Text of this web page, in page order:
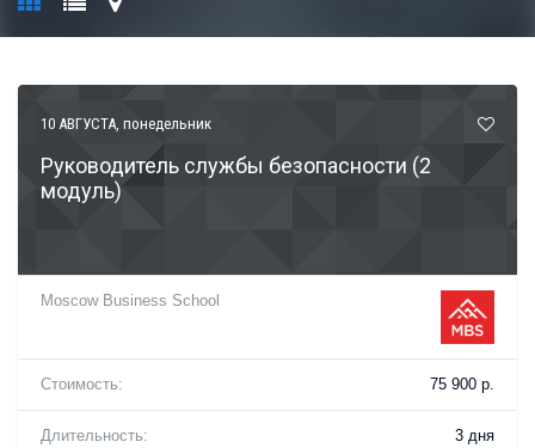
10 АВГУСТА, понедельник
Руководитель службы безопасности (2
модуль)
Moscow Business School
Стоимость: 75 900 р.
Длительность: 3 дня